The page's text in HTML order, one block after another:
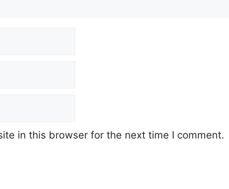
in this browser for the next time I comment.